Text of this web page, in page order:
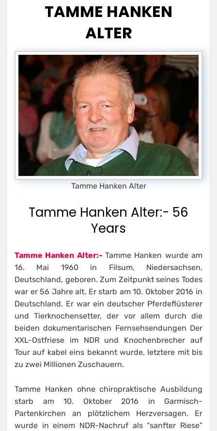
TAMME HANKEN
ALTER
Tamme Hanken Alter
Tamme Hanken Alter:- 56
Years
Tamme Hanken Alter:- Tamme Hanken wurde am
16. Mai 1960 in Filsum, Niedersachsen,
Deutschland, geboren. Zum Zeitpunkt seines Todes
war er 56 Jahre alt. Er starb am 10. Oktober 2016 in
Deutschland. Er war ein deutscher Pferdeflüsterer
und Tierknochensetter, der vor allem durch die
beiden dokumentarischen Fernsehsendungen Der
XXL-Ostfriese im NDR und Knochenbrecher auf
Tour auf kabel eins bekannt wurde, letztere mit bis
zu zwei Millionen Zuschauern.
Tamme Hanken ohne chiropraktische Ausbildung
starb am 10. Oktober 2016 in Garmisch-
Partenkirchen an plötzlichem Herzversagen. Er
wurde in einem NDR-Nachruf als “sanfter Riese”